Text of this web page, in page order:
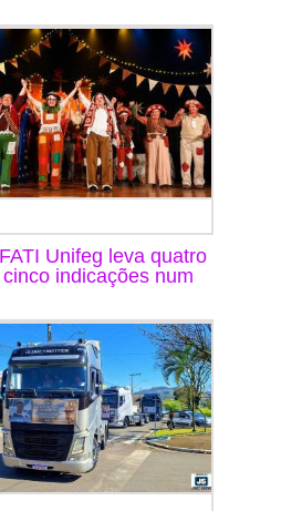
Unifeg leva quatro
indicações num